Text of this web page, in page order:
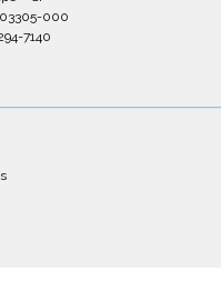
03305-000
7140